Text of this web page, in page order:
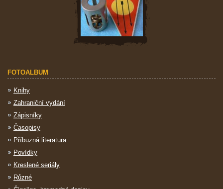
FOTOALBUM
Knihy
Zahraniční vydání
Zápisníky
Časopisy
Příbuzná literatura
Povídky
Kreslené seriály
Různé